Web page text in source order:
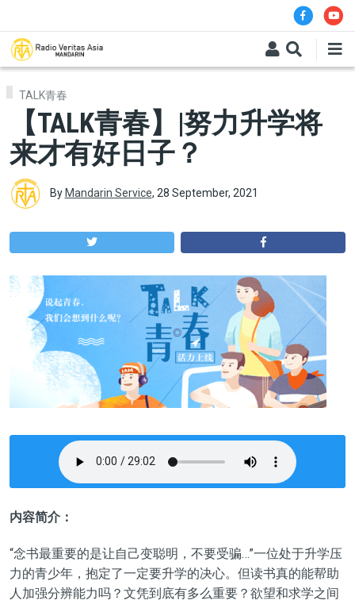
TALK青春
【TALK青春】|努力升学将
来才有好日子？
By Mandarin Service, 28 September, 2021
内容简介：
“念书最重要的是让自己变聪明，不要受骗…”一位处于升学压
力的青少年，抱定了一定要升学的决心。但读书真的能帮助
人加强分辨能力吗？文凭到底有多么重要？欲望和求学之间